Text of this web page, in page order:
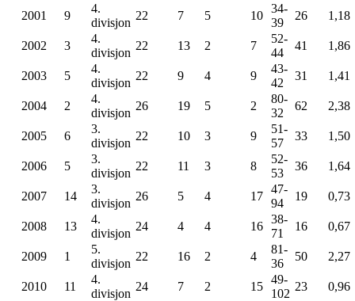
2001 9
4.
divisjon
22 7 5 10
34-
39
26 1,18
2002 3
4.
divisjon
22 13 2 7
52-
44
41 1,86
2003 5
4.
divisjon
22 9 4 9
43-
42
31 1,41
2004 2
4.
divisjon
26 19 5 2
80-
32
62 2,38
2005 6
3.
divisjon
22 10 3 9
51-
57
33 1,50
2006 5
3.
divisjon
22 11 3 8
52-
53
36 1,64
2007 14
3.
divisjon
26 5 4 17
47-
94
19 0,73
2008 13
4.
divisjon
24 4 4 16
38-
71
16 0,67
2009 1
5.
divisjon
22 16 2 4
81-
36
50 2,27
2010 11
4.
divisjon
24 7 2 15
49-
102
23 0,96